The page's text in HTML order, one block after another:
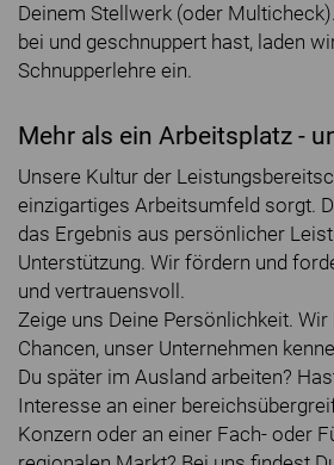
Deinem Stellwerk (oder
bei und geschnuppert hast, laden
Schnupperlehre ein.
Mehr als ein Arbeitsplatz -
Unsere Kultur der
einzigartiges Arbeitsumfeld sorgt.
das Ergebnis aus persönlicher
Unterstützung. Wir fördern und
und vertrauensvoll.
Zeige uns Deine Persönlichkeit. Wir
Chancen, unser Unternehmen
Du später im Ausland arbeiten?
Interesse an einer
Konzern oder an einer Fach- oder